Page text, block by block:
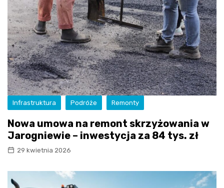
Infrastruktura Podróże Remonty
Nowa umowa na remont skrzyżowania w
Jarogniewie – inwestycja za 84 tys. zł
29 kwietnia 2026